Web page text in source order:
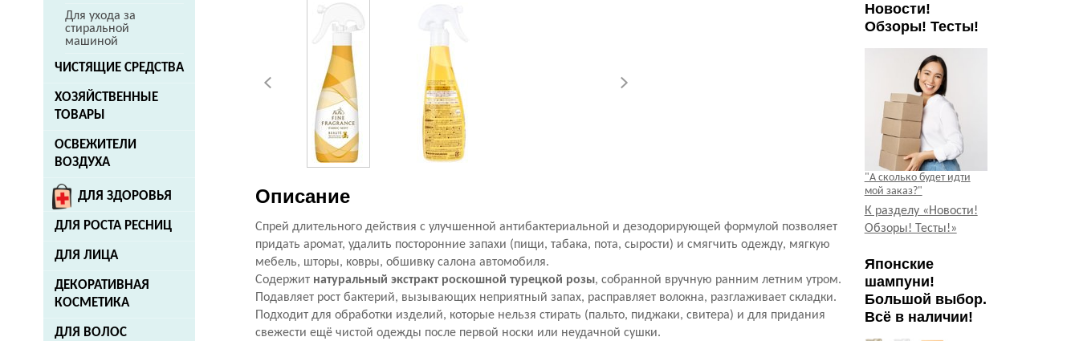
Для ухода за
стиральной
машиной
ЧИСТЯЩИЕ СРЕДСТВА
ХОЗЯЙСТВЕННЫЕ
ТОВАРЫ
ОСВЕЖИТЕЛИ
ВОЗДУХА
ДЛЯ ЗДОРОВЬЯ
ДЛЯ РОСТА РЕСНИЦ
ДЛЯ ЛИЦА
ДЕКОРАТИВНАЯ
КОСМЕТИКА
ДЛЯ ВОЛОС
Описание
Спрей длительного действия с улучшенной антибактериальной и дезодорирующей формулой позволяет
придать аромат, удалить посторонние запахи (пищи, табака, пота, сырости) и смягчить одежду, мягкую
мебель, шторы, ковры, обшивку салона автомобиля.
Содержит натуральный экстракт роскошной турецкой розы, собранной вручную ранним летним утром.
Подавляет рост бактерий, вызывающих неприятный запах, расправляет волокна, разглаживает складки.
Подходит для обработки изделий, которые нельзя стирать (пальто, пиджаки, свитера) и для придания
свежести ещё чистой одежды после первой носки или неудачной сушки.
Новости!
Обзоры! Тесты!
"А сколько будет идти
мой заказ?"
К разделу «Новости!
Обзоры! Тесты!»
Японские
шампуни!
Большой выбор.
Всё в наличии!